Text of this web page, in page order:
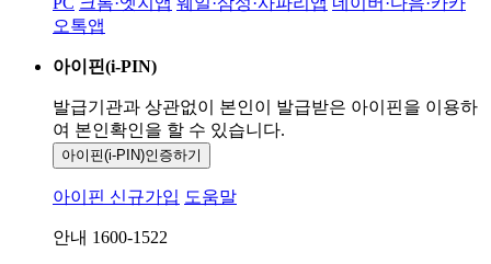
오톡앱
아이핀(i-PIN)
발급기관과 상관없이 본인이 발급받은 아이핀을 이용하
여 본인확인을 할 수 있습니다.
아이핀(i-PIN)인증하기
아이핀 신규가입 도움말
안내 1600-1522